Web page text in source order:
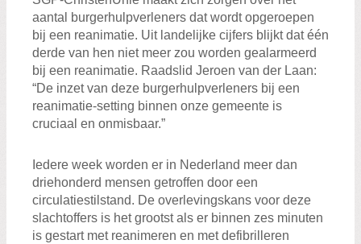
aantal burgerhulpverleners dat wordt opgeroepen
bij een reanimatie. Uit landelijke cijfers blijkt dat één
derde van hen niet meer zou worden gealarmeerd
bij een reanimatie. Raadslid Jeroen van der Laan:
“De inzet van deze burgerhulpverleners bij een
reanimatie-setting binnen onze gemeente is
cruciaal en onmisbaar.”
Iedere week worden er in Nederland meer dan
driehonderd mensen getroffen door een
circulatiestilstand. De overlevingskans voor deze
slachtoffers is het grootst als er binnen zes minuten
is gestart met reanimeren en met defibrilleren